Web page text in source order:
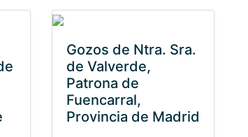
Gozos de Ntra. Sra.
de Valverde,
Patrona de
Fuencarral,
Provincia de Madrid